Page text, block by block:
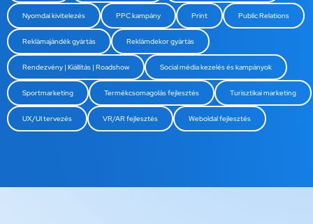
Nyomdai kivitelezés PPC kampány Print Public Relations
Reklámajándék gyártás Reklámdekor gyártás
Rendezvény | Kiállítás | Roadshow Social média kezelés és kampányok
Sportmarketing Termékcsomagolás fejlesztés Turisztikai marketing
UX/UI tervezés VR/AR fejlesztés Weboldal fejlesztés